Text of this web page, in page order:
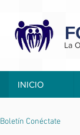
La
INICIO
Boletín Conéctate